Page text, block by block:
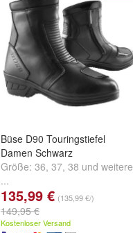
Büse D90 Touringstiefel
Damen Schwarz
Größe: 36, 37, 38 und weitere
...
135,99 € (135,99 €/)
149,95 €
Kostenloser Versand